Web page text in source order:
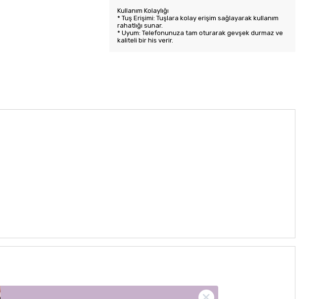
Kullanım Kolaylığı
* Tuş Erişimi: Tuşlara kolay erişim sağlayarak kullanım
rahatlığı sunar.
* Uyum: Telefonunuza tam oturarak gevşek durmaz ve
kaliteli bir his verir.